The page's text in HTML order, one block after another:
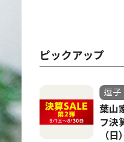
ピックアップ
逗子
葉山
フ決
（日